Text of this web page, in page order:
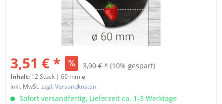
3,51 € * 3,90 € * (10% gespart)
Inhalt: 12 Stück | 60 mm ø
inkl. MwSt.zzgl. Versandkosten
Sofort versandfertig, Lieferzeit ca. 1-3 Werktage